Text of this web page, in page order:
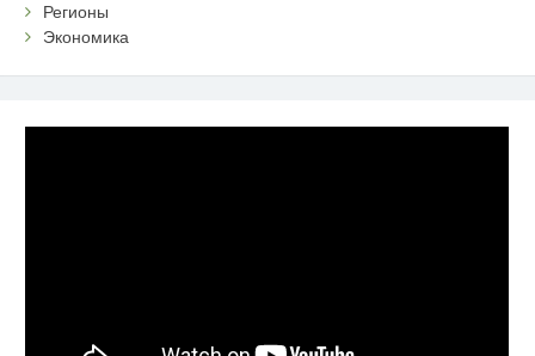
Регионы
Экономика